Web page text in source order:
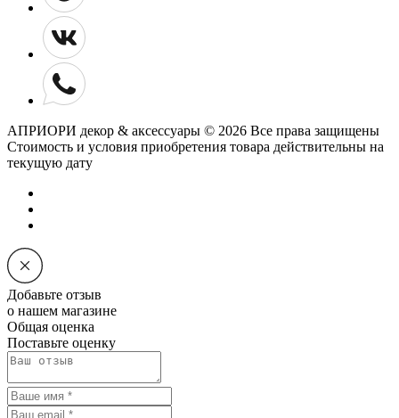
АПРИОРИ декор & аксессуары © 2026 Все права защищены
Cтоимость и условия приобретения товара действительны на
текущую дату
Добавьте отзыв
о нашем магазине
Общая оценка
Поставьте оценку